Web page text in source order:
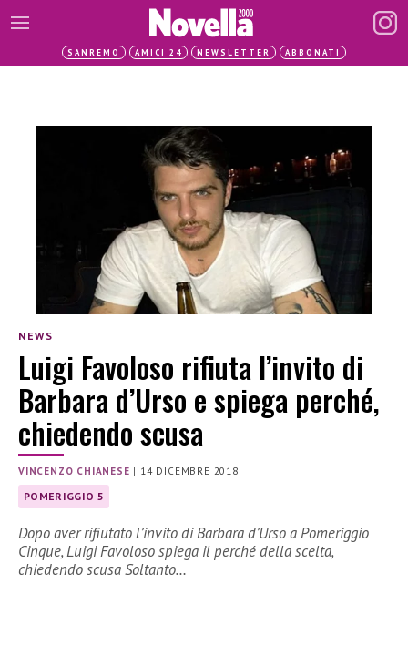
SANREMO AMICI 24 NEWSLETTER ABBONATI
NEWS
Luigi Favoloso rifiuta l’invito di
Barbara d’Urso e spiega perché,
chiedendo scusa
VINCENZO CHIANESE | 14 DICEMBRE 2018
POMERIGGIO 5
Dopo aver rifiutato l’invito di Barbara d’Urso a Pomeriggio
Cinque, Luigi Favoloso spiega il perché della scelta,
chiedendo scusa Soltanto…